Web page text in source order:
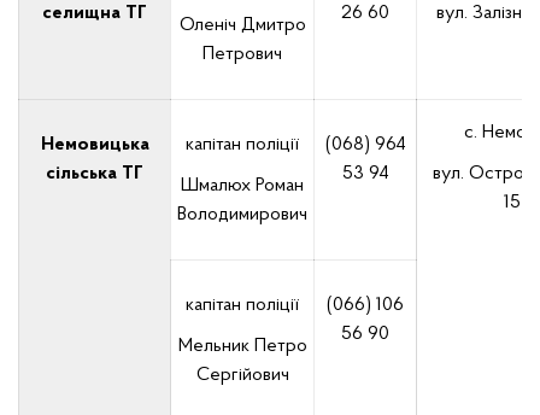
селищна ТГ
Оленіч Дмитро
Петрович
26 60
вул.
Немовицька
сільська ТГ
капітан поліції
Шмалюх Роман
Володимирович
(068) 964
53 94
с.
вул.
15
капітан поліції
Мельник Петро
Сергійович
(066) 106
56 90